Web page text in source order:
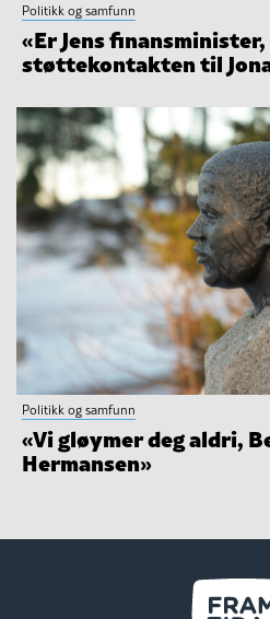
Politikk og samfunn
«Er Jens
støttekontakten til
Politikk og samfunn
«Vi gløymer deg aldri,
Hermansen»